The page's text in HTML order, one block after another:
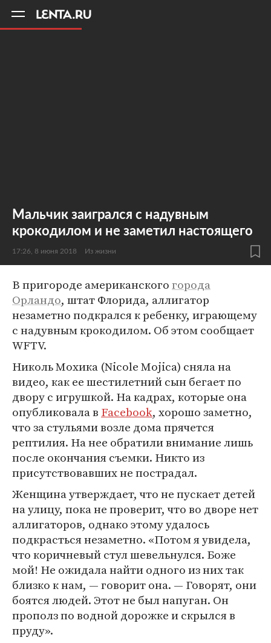
Мальчик заигрался с надувным
крокодилом и не заметил настоящего
17:26, 8 июня 2018 Из жизни
В пригороде американскогогорода
Орландо, штат Флорида, аллигатор
незаметно подкрался к ребенку, играющему
с надувным крокодилом. Об этом сообщает
WFTV.
Николь Мохика (Nicole Mojica) сняла на
видео, как ее шестилетний сын бегает по
двору с игрушкой. На кадрах, которые она
опубликовала в Facebook, хорошо заметно,
что за стульями возле дома прячется
рептилия. На нее обратили внимание лишь
после окончания съемки. Никто из
присутствовавших не пострадал.
Женщина утверждает, что не пускает детей
на улицу, пока не проверит, что во дворе нет
аллигаторов, однако этому удалось
подкрасться незаметно. «Потом я увидела,
что коричневый стул шевельнулся. Боже
мой! Не ожидала найти одного из них так
близко к нам, — говорит она. — Говорят, они
боятся людей. Этот не был напуган. Он
прополз по водной дорожке и скрылся в
пруду».